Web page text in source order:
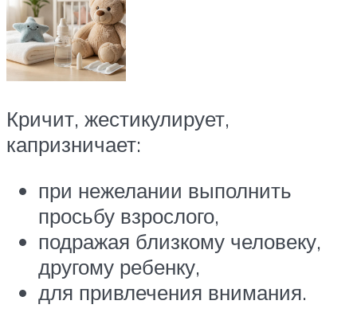
Кричит, жестикулирует,
капризничает:
при нежелании выполнить
просьбу взрослого,
подражая близкому человеку,
другому ребенку,
для привлечения внимания.